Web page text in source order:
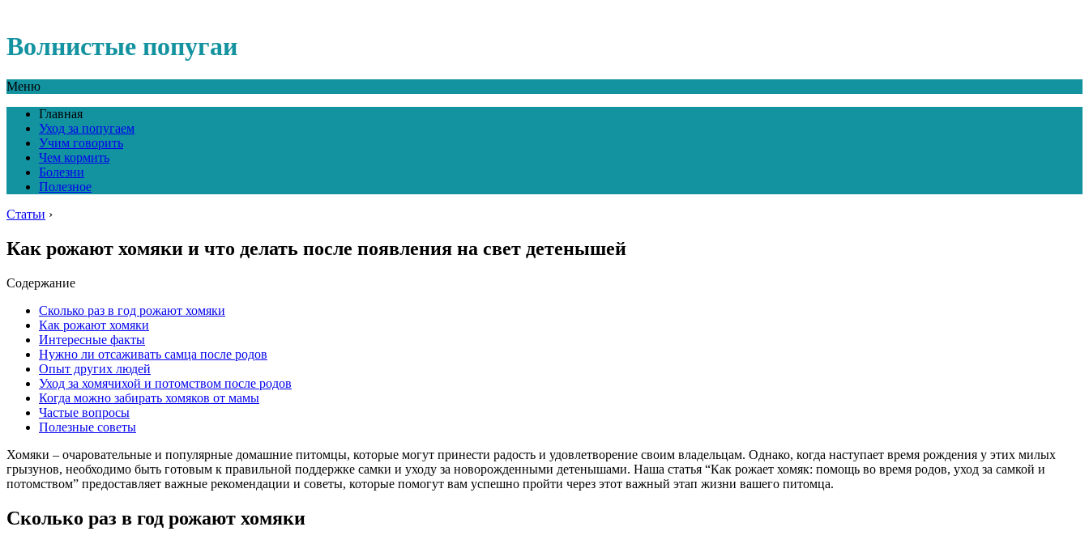
Волнистые попугаи
Меню
Главная
Уход за попугаем
Учим говорить
Чем кормить
Болезни
Полезное
Статьи ›
Как рожают хомяки и что делать после появления на свет детенышей
Содержание
Сколько раз в год рожают хомяки
Как рожают хомяки
Интересные факты
Нужно ли отсаживать самца после родов
Опыт других людей
Уход за хомячихой и потомством после родов
Когда можно забирать хомяков от мамы
Частые вопросы
Полезные советы
Хомяки – очаровательные и популярные домашние питомцы, которые могут принести радость и удовлетворение своим владельцам. Однако, когда наступает время рождения у этих милых
грызунов, необходимо быть готовым к правильной поддержке самки и уходу за новорожденными детенышами. Наша статья “Как рожает хомяк: помощь во время родов, уход за самкой и
потомством” предоставляет важные рекомендации и советы, которые помогут вам успешно пройти через этот важный этап жизни вашего питомца.
Сколько раз в год рожают хомяки